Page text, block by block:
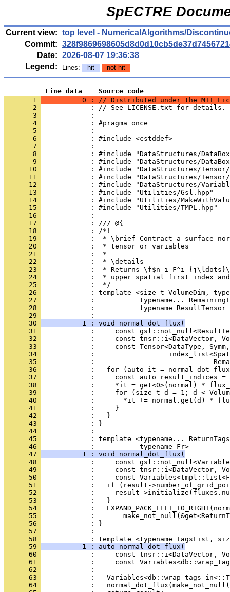
SpECTRE
Current view: top level - NumericalAlgorithms/
Commit:
Date: 2026-08-07 19:36:38
Legend:
Lines: hit not hit
          Line data    Source code
       1
0 : // Distributed under the MIT
       2
            : // See LICENSE.txt for details.
       3
            :
       4
            : #pragma once
       5
            :
       6
            : #include <cstddef>
       7
            :
       8
: #include "DataStructures/
       9
: #include "DataStructures/
      10
: #include "DataStructures/
      11
: #include "DataStructures/
      12
: #include "DataStructures/
      13
            : #include "Utilities/Gsl.hpp"
      14
: #include "Utilities/
      15
            : #include "Utilities/TMPL.hpp"
      16
            :
      17
            : /// @{
      18
            : /*!
      19
:  * \brief Contract a surface
      20
            :  * tensor or variables
      21
            :  *
      22
            :  * \details
      23
:  * Returns \f$n_i
      24
:  * upper spatial first index
      25
            :  */
      26
: template <size_t VolumeDim,
      27
:           typename...
      28
:           typename
      29
:
      30
          1 : void normal_dot_flux(
      31
:     const
      32
:     const tnsr::i<DataVector,
      33
            :     const Tensor<DataType, Symm,
      34
:
      35
:
      36
:   for (auto it =
      37
:     const auto result_indices
      38
:     *it = get<0>(normal) *
      39
:     for (size_t d = 1; d <
      40
:       *it += normal.get(d) *
      41
            :     }
      42
            :   }
      43
            : }
      44
            :
      45
: template <typename...
      46
            :           typename Fr>
      47
          1 : void normal_dot_flux(
      48
:     const
      49
:     const tnsr::i<DataVector,
      50
:     const
      51
:   if (result-
      52
:     result-
      53
            :   }
      54
:
      55
:
      56
            : }
      57
            :
      58
: template <typename TagsList,
      59
          1 : auto normal_dot_flux(
      60
:     const tnsr::i<DataVector,
      61
:     const
      62
:
      63
:
      64
: